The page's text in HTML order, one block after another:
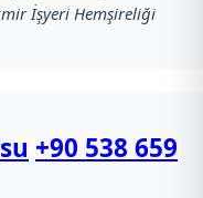
İşyeri Hemşireliği
+90 538 659